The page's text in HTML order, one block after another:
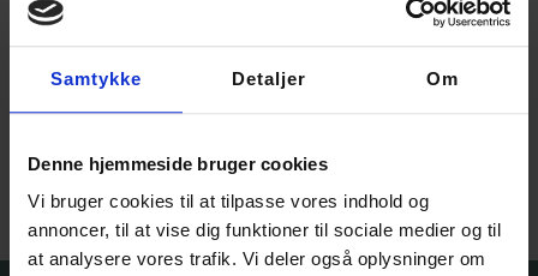
Samtykke Detaljer Om
Denne hjemmeside bruger cookies
Vi bruger cookies til at tilpasse vores indhold og
annoncer, til at vise dig funktioner til sociale medier og til
at analysere vores trafik. Vi deler også oplysninger om
Casasol GOTS kæmmet
Vælg muligheder